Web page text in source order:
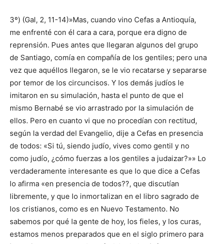
3º) (Gal, 2, 11-14)»Mas, cuando vino Cefas a Antioquía,
me enfrenté con él cara a cara, porque era digno de
reprensión. Pues antes que llegaran algunos del grupo
de Santiago, comía en compañía de los gentiles; pero una
vez que aquéllos llegaron, se le vio recatarse y separarse
por temor de los circuncisos. Y los demás judíos le
imitaron en su simulación, hasta el punto de que el
mismo Bernabé se vio arrastrado por la simulación de
ellos. Pero en cuanto vi que no procedían con rectitud,
según la verdad del Evangelio, dije a Cefas en presencia
de todos: «Si tú, siendo judío, vives como gentil y no
como judío, ¿cómo fuerzas a los gentiles a judaizar?»» Lo
verdaderamente interesante es que lo que dice a Cefas
lo afirma «en presencia de todos??, que discutían
libremente, y que lo inmortalizan en el libro sagrado de
los cristianos, como es en Nuevo Testamento. No
sabemos por qué la gente de hoy, los fieles, y los curas,
estamos menos preparados que en el siglo primero para